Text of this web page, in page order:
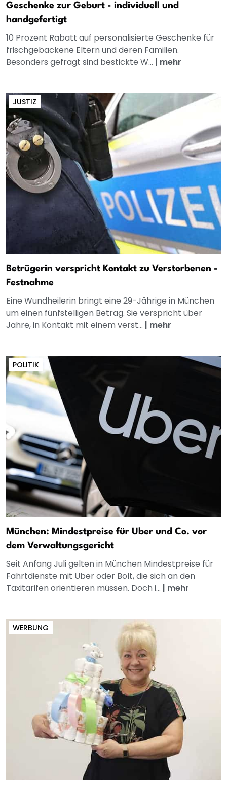
Geschenke zur Geburt - individuell und
handgefertigt
10 Prozent Rabatt auf personalisierte Geschenke für
frischgebackene Eltern und deren Familien.
Besonders gefragt sind bestickte W... | mehr
JUSTIZ
Betrügerin verspricht Kontakt zu Verstorbenen -
Festnahme
Eine Wundheilerin bringt eine 29-Jährige in München
um einen fünfstelligen Betrag. Sie verspricht über
Jahre, in Kontakt mit einem verst... | mehr
POLITIK
München: Mindestpreise für Uber und Co. vor
dem Verwaltungsgericht
Seit Anfang Juli gelten in München Mindestpreise für
Fahrtdienste mit Uber oder Bolt, die sich an den
Taxitarifen orientieren müssen. Doch i... | mehr
WERBUNG